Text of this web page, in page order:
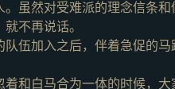
虽然对受难派的理念信条
不再说话。
伍加入之后，伴着急促的
和白马合为一体的时候，